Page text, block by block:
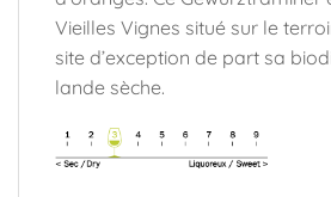
Vieilles Vignes situé sur le
site d’exception de part sa
lande sèche.